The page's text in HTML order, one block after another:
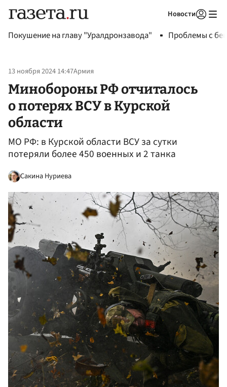
Новости
Покушение на главу "Уралдронзавода" Проблемы с
13 ноября 2024 14:47Армия
Минобороны РФ отчиталось
о потерях ВСУ в Курской
области
МО РФ: в Курской области ВСУ за сутки
потеряли более 450 военных и 2 танка
Сакина Нуриева